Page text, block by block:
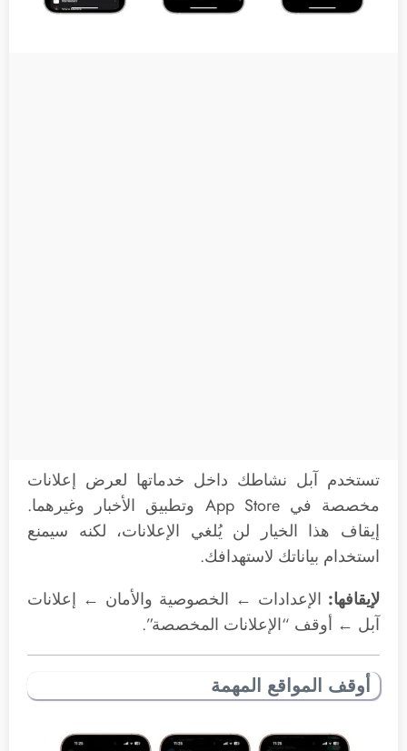
تستخدم آبل نشاطك داخل خدماتها لعرض إعلانات
مخصصة في App Store وتطبيق الأخبار وغيرهما.
إيقاف هذا الخيار لن يُلغي الإعلانات، لكنه سيمنع
استخدام بياناتك لاستهدافك.
لإيقافها: الإعدادات ← الخصوصية والأمان ← إعلانات
آبل ← أوقف “الإعلانات المخصصة”.
أوقف المواقع المهمة